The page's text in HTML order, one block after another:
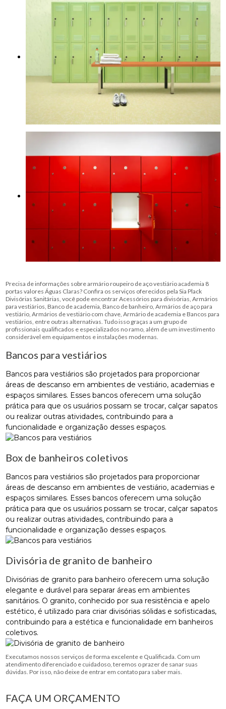
Precisa de informações sobre armário roupeiro de aço vestiário academia 8
portas valores Águas Claras? Confira os serviços oferecidos pela Sia Plack
Divisórias Sanitárias, você pode encontrar Acessórios para divisórias, Armários
para vestiários, Banco de academia, Banco de banheiro, Armários de aço para
vestiário, Armários de vestiário com chave, Armário de academia e Bancos para
vestiários, entre outras alternativas. Tudo isso graças a um grupo de
profissionais qualificados e especializados no ramo, além de um investimento
considerável em equipamentos e instalações modernas.
Bancos para vestiários
Bancos para vestiários são projetados para proporcionar
áreas de descanso em ambientes de vestiário, academias e
espaços similares. Esses bancos oferecem uma solução
prática para que os usuários possam se trocar, calçar sapatos
ou realizar outras atividades, contribuindo para a
funcionalidade e organização desses espaços.
Box de banheiros coletivos
Bancos para vestiários são projetados para proporcionar
áreas de descanso em ambientes de vestiário, academias e
espaços similares. Esses bancos oferecem uma solução
prática para que os usuários possam se trocar, calçar sapatos
ou realizar outras atividades, contribuindo para a
funcionalidade e organização desses espaços.
Divisória de granito de banheiro
Divisórias de granito para banheiro oferecem uma solução
elegante e durável para separar áreas em ambientes
sanitários. O granito, conhecido por sua resistência e apelo
estético, é utilizado para criar divisórias sólidas e sofisticadas,
contribuindo para a estética e funcionalidade em banheiros
coletivos.
Executamos nossos serviços de forma excelente e Qualificada. Com um
atendimento diferenciado e cuidadoso, teremos o prazer de sanar suas
dúvidas. Por isso, não deixe de entrar em contato para saber mais.
FAÇA UM ORÇAMENTO